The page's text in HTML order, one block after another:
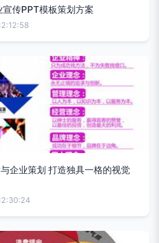
传PPT模板策划方案
企业策划 打造独具一格的视觉